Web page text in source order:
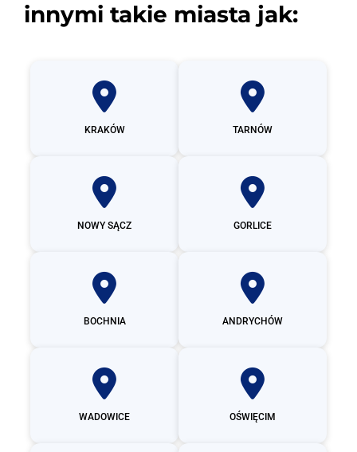
innymi takie miasta jak:
KRAKÓW TARNÓW
NOWY SĄCZ GORLICE
BOCHNIA ANDRYCHÓW
WADOWICE OŚWIĘCIM